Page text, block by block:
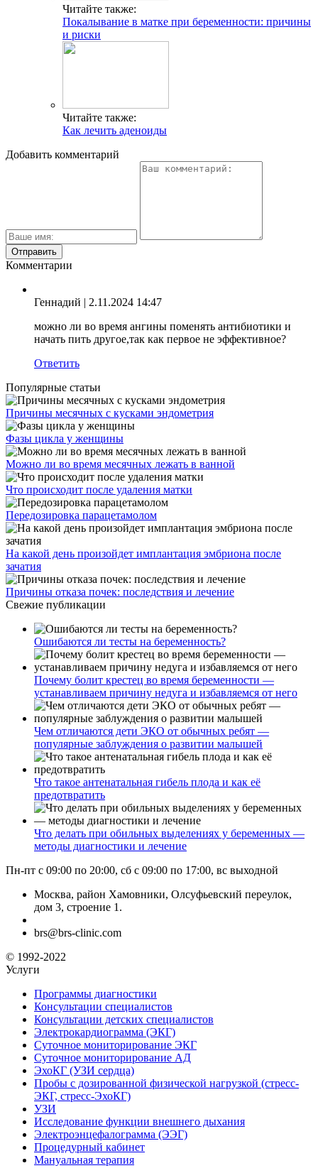
Читайте также:
Покалывание в матке при беременности: причины
и риски
Читайте также:
Как лечить аденоиды
Добавить комментарий
Комментарии
Геннадий | 2.11.2024 14:47
можно ли во время ангины поменять антибиотики и
начать пить другое,так как первое не эффективное?
Ответить
Популярные статьи
Причины месячных с кусками эндометрия
Фазы цикла у женщины
Можно ли во время месячных лежать в ванной
Что происходит после удаления матки
Передозировка парацетамолом
На какой день произойдет имплантация эмбриона после
зачатия
Причины отказа почек: последствия и лечение
Свежие публикации
Ошибаются ли тесты на беременность?
Почему болит крестец во время беременности —
устанавливаем причину недуга и избавляемся от него
Чем отличаются дети ЭКО от обычных ребят —
популярные заблуждения о развитии малышей
Что такое антенатальная гибель плода и как её
предотвратить
Что делать при обильных выделениях у беременных —
методы диагностики и лечение
Пн-пт с 09:00 по 20:00, сб с 09:00 по 17:00, вс выходной
Москва, район Хамовники, Олсуфьевский переулок,
дом 3, строение 1.
brs@brs-clinic.com
© 1992-2022
Услуги
Программы диагностики
Консультации специалистов
Консультации детских специалистов
Электрокардиограмма (ЭКГ)
Суточное мониторирование ЭКГ
Суточное мониторирование АД
ЭхоКГ (УЗИ сердца)
Пробы с дозированной физической нагрузкой (стресс-
ЭКГ, стресс-ЭхоКГ)
УЗИ
Исследование функции внешнего дыхания
Электроэнцефалограмма (ЭЭГ)
Процедурный кабинет
Мануальная терапия